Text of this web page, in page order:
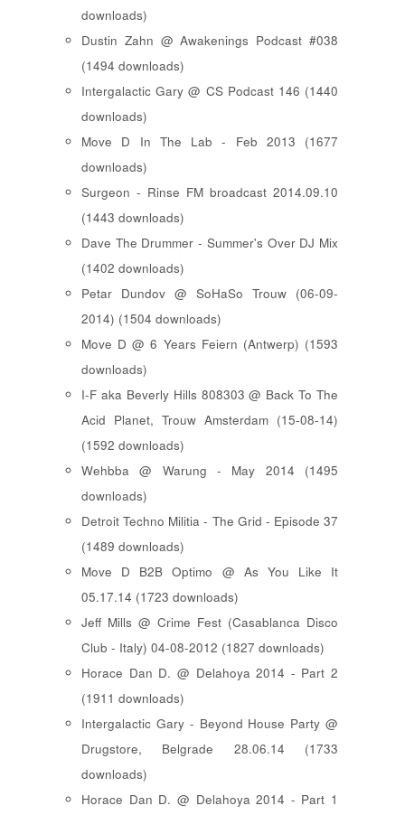
downloads)
Dustin Zahn @ Awakenings Podcast #038
(1494 downloads)
Intergalactic Gary @ CS Podcast 146 (1440
downloads)
Move D In The Lab - Feb 2013 (1677
downloads)
Surgeon - Rinse FM broadcast 2014.09.10
(1443 downloads)
Dave The Drummer - Summer's Over DJ Mix
(1402 downloads)
Petar Dundov @ SoHaSo Trouw (06-09-
2014) (1504 downloads)
Move D @ 6 Years Feiern (Antwerp) (1593
downloads)
I-F aka Beverly Hills 808303 @ Back To The
Acid Planet, Trouw Amsterdam (15-08-14)
(1592 downloads)
Wehbba @ Warung - May 2014 (1495
downloads)
Detroit Techno Militia - The Grid - Episode 37
(1489 downloads)
Move D B2B Optimo @ As You Like It
05.17.14 (1723 downloads)
Jeff Mills @ Crime Fest (Casablanca Disco
Club - Italy) 04-08-2012 (1827 downloads)
Horace Dan D. @ Delahoya 2014 - Part 2
(1911 downloads)
Intergalactic Gary - Beyond House Party @
Drugstore, Belgrade 28.06.14 (1733
downloads)
Horace Dan D. @ Delahoya 2014 - Part 1